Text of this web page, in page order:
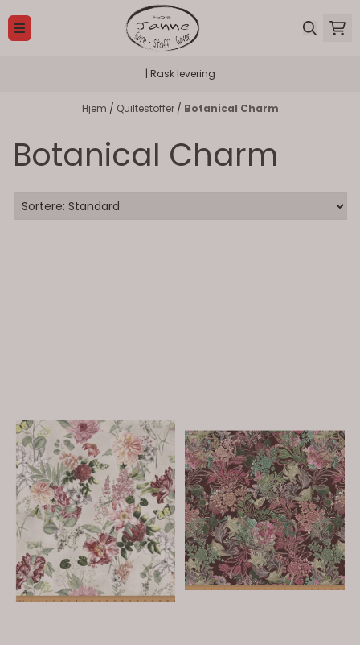
Hopp til innhold
| Rask levering
Hjem / Quiltestoffer / Botanical Charm
Botanical Charm